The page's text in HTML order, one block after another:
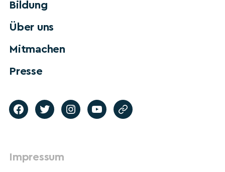
Bildung
Über uns
Mitmachen
Presse
Impressum